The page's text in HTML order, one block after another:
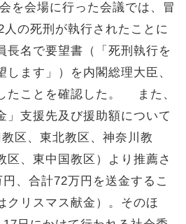
会場に行った会議では、冒
の死刑が執行されたことに
長名で要望書（「死刑執行を
します」）を内閣総理大臣、
たことを確認した。 また、
」支援先及び援助額について
区、東北教区、神奈川教
区、東中国教区）より推薦さ
、合計72万円を送金するこ
クリスマス献金）。そのほ